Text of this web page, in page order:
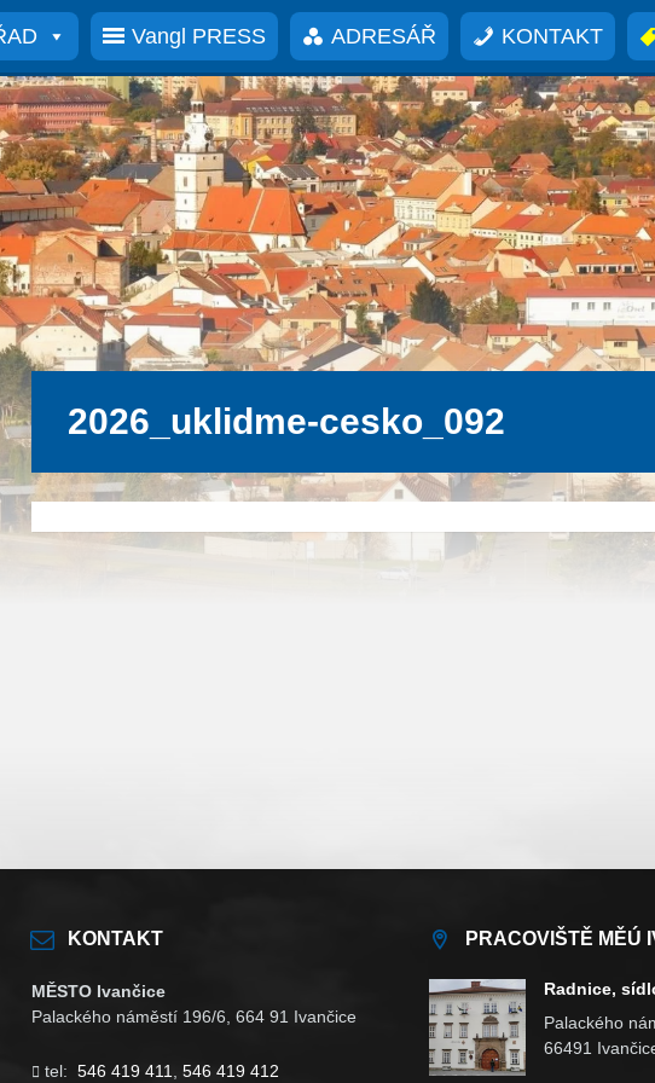
Vangl PRESS ADRESÁŘ KONTAKT
2026_uklidme-cesko_092
KONTAKT
MĚSTO Ivančice
Palackého náměstí 196/6, 664 91 Ivančice
 tel:546 419 411 ,546 419 412
PRACOVIŠTĚ MĚÚ
Radnice,
Palackého
66491